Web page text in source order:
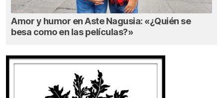
Amor y humor en Aste Nagusia: «¿Quién se
besa como en las películas?»